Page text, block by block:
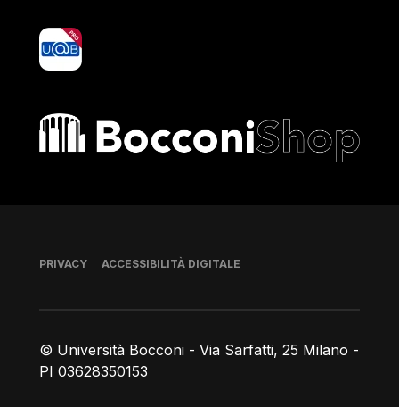
yoU@B
Bocconi shop
© Università Bocconi - Via Sarfatti, 25 Milano -
PI 03628350153
Piè di pagina
PRIVACY ACCESSIBILITÀ DIGITALE